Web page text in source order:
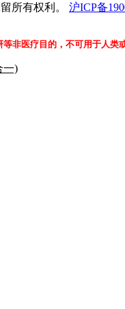
所有权利。 沪ICP备
非医疗目的，不可用于人类
一)